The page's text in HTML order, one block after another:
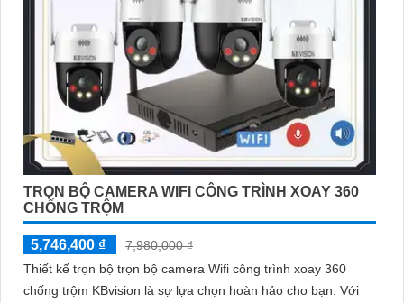
TRỌN BỘ CAMERA WIFI CÔNG TRÌNH XOAY 360
CHỐNG TRỘM
5,746,400 ₫
7,980,000 ₫
Thiết kế trọn bộ trọn bộ camera Wifi công trình xoay 360
chống trộm KBvision là sự lựa chọn hoàn hảo cho bạn. Với